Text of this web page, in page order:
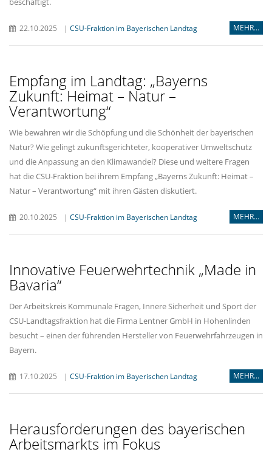
22.10.2025 | CSU-Fraktion im Bayerischen Landtag MEHR...
Empfang im Landtag: „Bayerns
Zukunft: Heimat – Natur –
Verantwortung“
Wie bewahren wir die Schöpfung und die Schönheit der bayerischen
Natur? Wie gelingt zukunftsgerichteter, kooperativer Umweltschutz
und die Anpassung an den Klimawandel? Diese und weitere Fragen
hat die CSU-Fraktion bei ihrem Empfang „Bayerns Zukunft: Heimat –
Natur – Verantwortung“ mit ihren Gästen diskutiert.
20.10.2025 | CSU-Fraktion im Bayerischen Landtag MEHR...
Innovative Feuerwehrtechnik „Made in
Bavaria“
Der Arbeitskreis Kommunale Fragen, Innere Sicherheit und Sport der
CSU-Landtagsfraktion hat die Firma Lentner GmbH in Hohenlinden
besucht – einen der führenden Hersteller von Feuerwehrfahrzeugen in
Bayern.
17.10.2025 | CSU-Fraktion im Bayerischen Landtag MEHR...
Herausforderungen des bayerischen
Arbeitsmarkts im Fokus